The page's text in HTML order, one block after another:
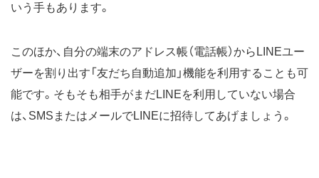
いう手もあります。
このほか、自分の端末のアドレス帳（電話帳）からLINEユー
ザーを割り出す「友だち自動追加」機能を利用することも可
能です。そもそも相手がまだLINEを利用していない場合
は、SMSまたはメールでLINEに招待してあげましょう。